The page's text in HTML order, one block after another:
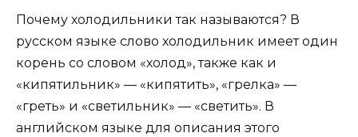
Почему холодильники так называются? В
русском языке слово холодильник имеет один
корень со словом «холод», также как и
«кипятильник» — «кипятить», «грелка» —
«греть» и «светильник» — «светить». В
английском языке для описания этого